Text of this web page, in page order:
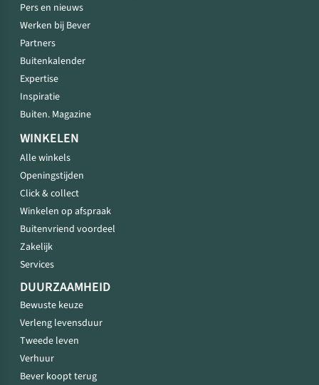
Pers en nieuws
Werken bij Bever
Partners
Buitenkalender
Expertise
Inspiratie
Buiten. Magazine
WINKELEN
Alle winkels
Openingstijden
Click & collect
Winkelen op afspraak
Buitenvriend voordeel
Zakelijk
Services
DUURZAAMHEID
Bewuste keuze
Verleng levensduur
Tweede leven
Verhuur
Bever koopt terug